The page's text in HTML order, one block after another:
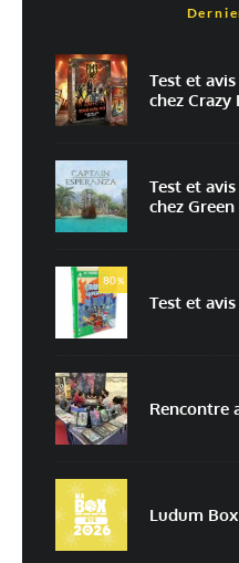
Non Oui
*
E-mail*
Enregistrer mon nom, mon e-
mon prochain commentaire.
Prévenez-moi de tous les nouveaux
Prévenez-moi de tous les nouveaux
Test et
chez Crazy
Test et
chez
80%
Test et
Rencontre
Ludum